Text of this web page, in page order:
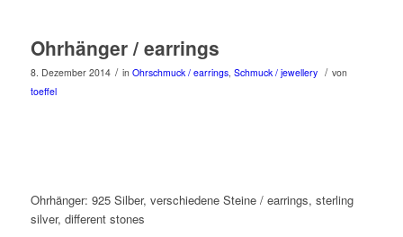
Ohrhänger / earrings
8. Dezember 2014 / in Ohrschmuck / earrings, Schmuck / jewellery / von
toeffel
Ohrhänger: 925 Silber, verschiedene Steine / earrings, sterling
silver, different stones